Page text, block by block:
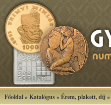
Főoldal»Katalógus»Érem, plakett, díj »